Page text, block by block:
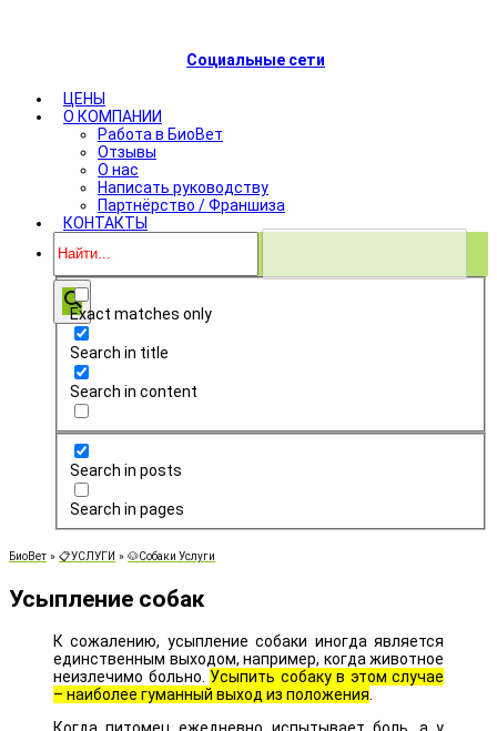
Социальные сети
ЦЕНЫ
О КОМПАНИИ
Работа в БиоВет
Отзывы
О нас
Написать руководству
Партнёрство / Франшиза
КОНТАКТЫ
Exact matches only
Search in title
Search in content
Search in posts
Search in pages
БиоВет » 📋УСЛУГИ » 🐶Собаки Услуги
Усыпление собак
К сожалению, усыпление собаки иногда является
единственным выходом, например, когда животное
неизлечимо больно. Усыпить собаку в этом случае
– наиболее гуманный выход из положения